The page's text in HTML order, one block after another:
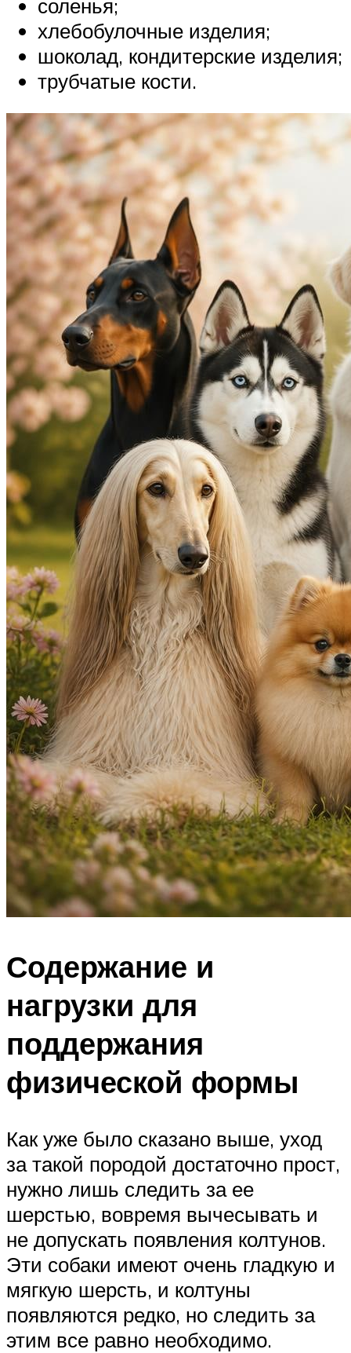
соленья;
хлебобулочные изделия;
шоколад, кондитерские изделия;
трубчатые кости.
Содержание и
нагрузки для
поддержания
физической формы
Как уже было сказано выше, уход
за такой породой достаточно прост,
нужно лишь следить за ее
шерстью, вовремя вычесывать и
не допускать появления колтунов.
Эти собаки имеют очень гладкую и
мягкую шерсть, и колтуны
появляются редко, но следить за
этим все равно необходимо.